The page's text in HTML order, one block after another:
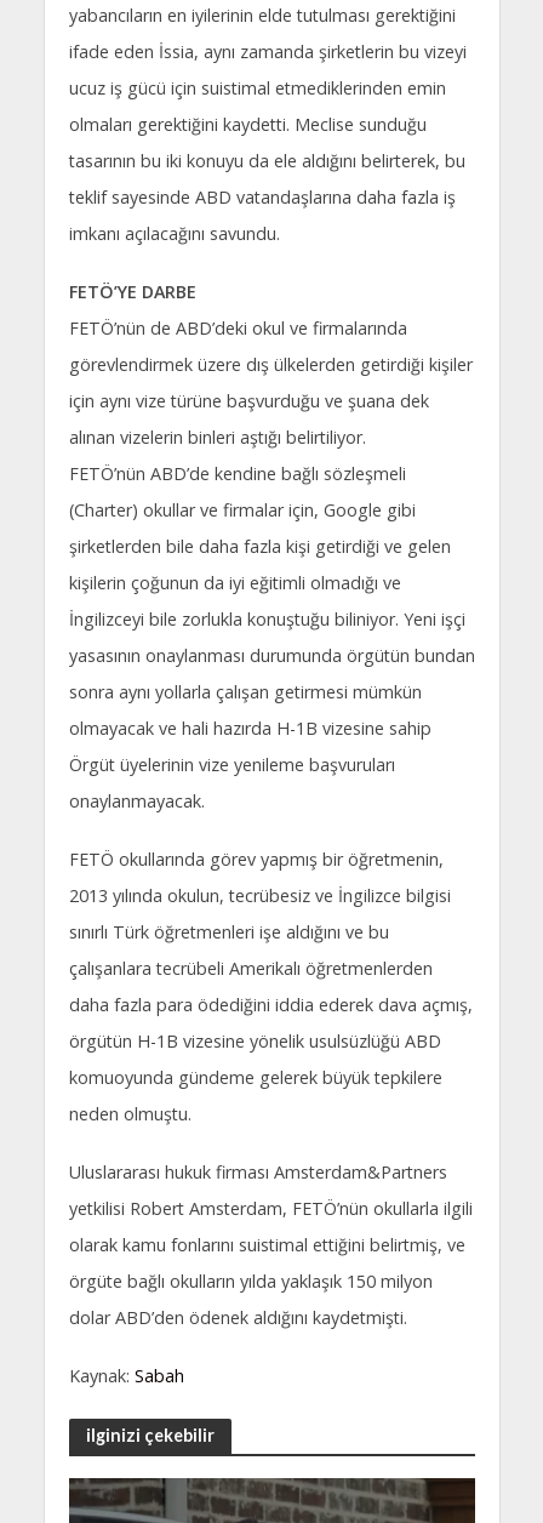
yabancıların en iyilerinin elde tutulması gerektiğini
ifade eden İssia, aynı zamanda şirketlerin bu vizeyi
ucuz iş gücü için suistimal etmediklerinden emin
olmaları gerektiğini kaydetti. Meclise sunduğu
tasarının bu iki konuyu da ele aldığını belirterek, bu
teklif sayesinde ABD vatandaşlarına daha fazla iş
imkanı açılacağını savundu.
FETÖ’YE DARBE
FETÖ’nün de ABD’deki okul ve firmalarında
görevlendirmek üzere dış ülkelerden getirdiği kişiler
için aynı vize türüne başvurduğu ve şuana dek
alınan vizelerin binleri aştığı belirtiliyor.
FETÖ’nün ABD’de kendine bağlı sözleşmeli
(Charter) okullar ve firmalar için, Google gibi
şirketlerden bile daha fazla kişi getirdiği ve gelen
kişilerin çoğunun da iyi eğitimli olmadığı ve
İngilizceyi bile zorlukla konuştuğu biliniyor. Yeni işçi
yasasının onaylanması durumunda örgütün bundan
sonra aynı yollarla çalışan getirmesi mümkün
olmayacak ve hali hazırda H-1B vizesine sahip
Örgüt üyelerinin vize yenileme başvuruları
onaylanmayacak.
FETÖ okullarında görev yapmış bir öğretmenin,
2013 yılında okulun, tecrübesiz ve İngilizce bilgisi
sınırlı Türk öğretmenleri işe aldığını ve bu
çalışanlara tecrübeli Amerikalı öğretmenlerden
daha fazla para ödediğini iddia ederek dava açmış,
örgütün H-1B vizesine yönelik usulsüzlüğü ABD
komuoyunda gündeme gelerek büyük tepkilere
neden olmuştu.
Uluslararası hukuk firması Amsterdam&Partners
yetkilisi Robert Amsterdam, FETÖ’nün okullarla ilgili
olarak kamu fonlarını suistimal ettiğini belirtmiş, ve
örgüte bağlı okulların yılda yaklaşık 150 milyon
dolar ABD’den ödenek aldığını kaydetmişti.
Kaynak: Sabah
ilginizi çekebilir